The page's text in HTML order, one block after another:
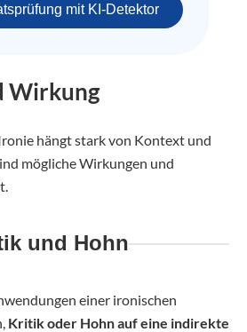
mit KI-Detektor
Wirkung
hängt stark von Kontext und
mögliche Wirkungen und
und Hohn
einer ironischen
Kritik oder Hohn auf eine indirekte